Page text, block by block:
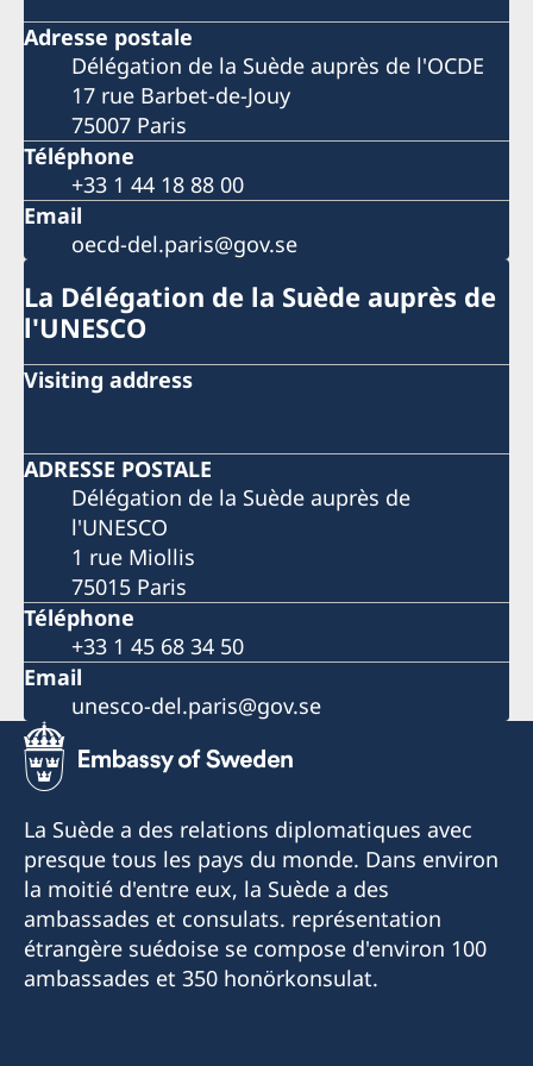
Adresse postale
Délégation de la Suède auprès de l'OCDE
17 rue Barbet-de-Jouy
75007 Paris
Téléphone
+33 1 44 18 88 00
Email
oecd-del.paris@gov.se
La Délégation de la Suède auprès de
l'UNESCO
Visiting address
ADRESSE POSTALE
Délégation de la Suède auprès de
l'UNESCO
1 rue Miollis
75015 Paris
Téléphone
+33 1 45 68 34 50
Email
unesco-del.paris@gov.se
La Suède a des relations diplomatiques avec
presque tous les pays du monde. Dans environ
la moitié d'entre eux, la Suède a des
ambassades et consulats. représentation
étrangère suédoise se compose d'environ 100
ambassades et 350 honörkonsulat.